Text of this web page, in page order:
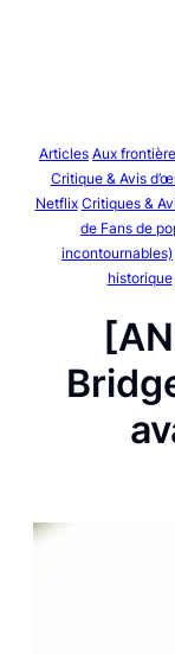
Articles Aux
Critique & Avis
Netflix Critiques &
de Fans de
incontournables)
historique